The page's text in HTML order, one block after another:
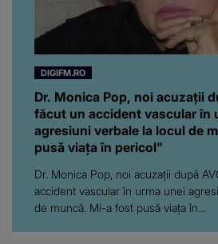
DIGIFM.RO
Dr. Monica Pop, noi acuzații
făcut un accident vascular în
agresiuni verbale la locul de
pusă viața în pericol"
Dr. Monica Pop, noi acuzații după
accident vascular în urma unei
de muncă. Mi-a fost pusă viața în...